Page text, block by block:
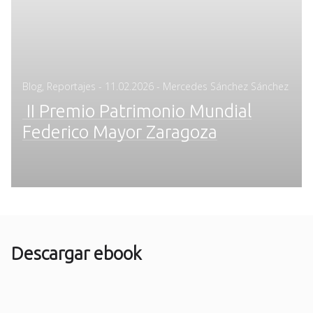
Blog Reportajes - Posted
11.02.2026 - Mercedes Sánchez Sánchez
II Premio Patrimonio Mundial
Federico Mayor Zaragoza
Descargar ebook